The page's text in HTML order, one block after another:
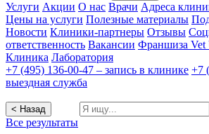
Услуги Акции О нас Врачи Адреса
Цены на услуги Полезные материалы
Новости Клиники-партнеры Отзывы
ответственность Вакансии Франшиза Vet
Клиника Лаборатория
+7 (495) 136-00-47 – запись в клинике +7
выездная служба
< Назад
Все результаты